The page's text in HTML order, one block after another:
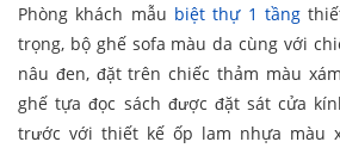
Phòng khách mẫu biệt thự 1 tầng
trọng, bộ ghế sofa màu da cùng với
nâu đen, đặt trên chiếc thảm màu
ghế tựa đọc sách được đặt sát cửa
trước với thiết kế ốp lam nhựa màu